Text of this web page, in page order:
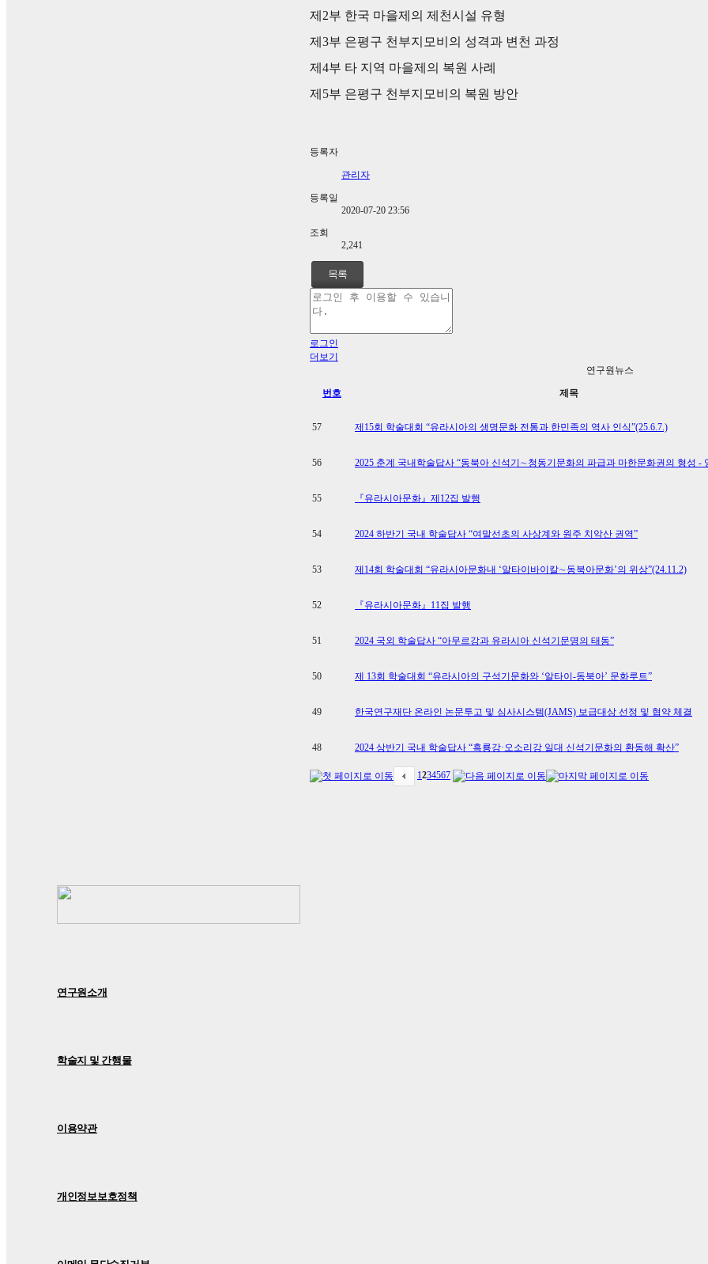
제2부 한국 마을제의 제천시설 유형
제3부 은평구 천부지모비의 성격과 변천 과정
제4부 타 지역 마을제의 복원 사례
제5부 은평구 천부지모비의 복원 방안
등록자
관리자
등록일
2020-07-20 23:56
조회
2,241
목록
로그인
더보기
연구원뉴스
번호 제목
57 제15회 학술대회 “유라시아의 생명문화 전통과 한민족의 역사 인식”(25.6.7.)
56 2025 춘계 국내학술답사 “동북아 신석기∼청동기문화의 파급과 마한문화권의 형성 -
55 『유라시아문화』제12집 발행
54 2024 하반기 국내 학술답사 “여말선초의 사상계와 원주 치악산 권역”
53 제14회 학술대회 “유라시아문화내 ‘알타이바이칼∼동북아문화’의 위상”(24.11.2)
52 『유라시아문화』11집 발행
51 2024 국외 학술답사 “아무르강과 유라시아 신석기문명의 태동”
50 제 13회 학술대회 “유라시아의 구석기문화와 ‘알타이-동북아’ 문화루트”
49 한국연구재단 온라인 논문투고 및 심사시스템(JAMS) 보급대상 선정 및 협약 체결
48 2024 상반기 국내 학술답사 “흑룡강·오소리강 일대 신석기문화의 환동해 확산”
1234567
연구원소개
학술지 및 간행물
이용약관
개인정보보호정책